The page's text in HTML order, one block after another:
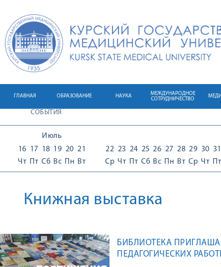
ГЛАВНАЯ ОБРАЗОВАНИЕ НАУКА
МЕЖДУНАРОДНОЕ
СОТРУДНИЧЕСТВО
СОБЫТИЯ
Июль
16
Чт
17
Пт
18
Сб
19
Вс
20
Пн
21
Вт
22
Ср
23
Чт
24
Пт
25
Сб
26
Вс
27
Пн
28
Вт
29
Ср
30
Чт
31
Пт
Книжная выставка
БИБЛИОТЕКА
ПЕДАГОГИЧЕСКИХ